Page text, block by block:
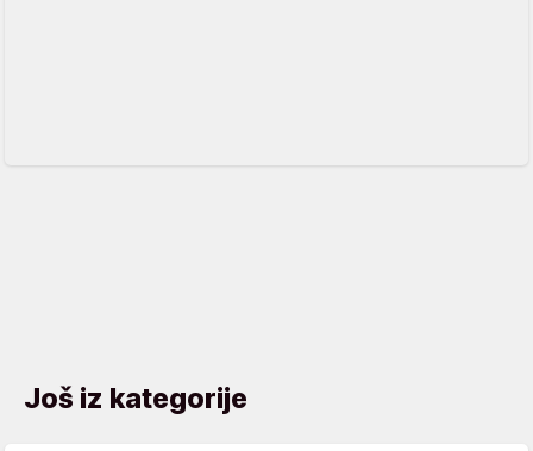
Još iz kategorije